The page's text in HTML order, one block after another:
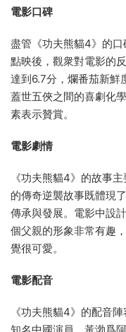
電影口碑
盡管《功夫熊貓4》的
點映後，觀衆對電影的
達到6.7分，爛番茄新鮮
蓋世五俠之間的喜劇化
素表示贊賞。
電影劇情
《功夫熊貓4》的故事
的傳奇逆襲故事既體現
傳承與發展。電影中設
個父親的形象非常有趣
覺很可愛。
電影配音
《功夫熊貓4》的配音